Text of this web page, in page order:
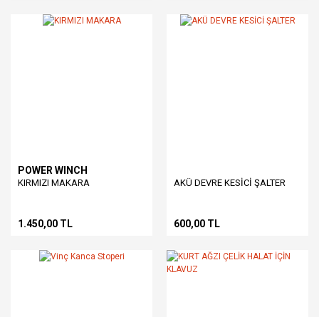
POWER WINCH
KIRMIZI MAKARA
1.450,00 TL
AKÜ DEVRE KESİCİ ŞALTER
600,00 TL